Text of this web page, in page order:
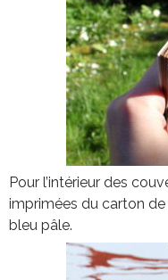
Pour l’intérieur des
imprimées du carton
bleu pâle.